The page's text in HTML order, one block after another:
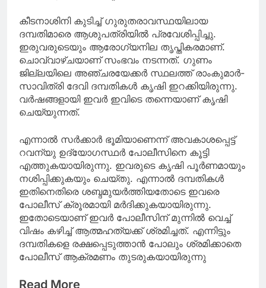
കീടനാശിനി കുടിച്ച് ഗുരുതരാവസ്ഥയിലായ
ദമ്പതിമാരെ ആശുപത്രിയില്‍ പ്രവേശിപ്പിച്ചു.
ഇരുവരുടെയും ആരോഗ്യനില തൃപ്തികരമാണ്.
ചൊവ്വാഴ്ചയാണ് സംഭവം നടന്നത്. ഗുണം
ജില്ലയിലെ അഞ്ചരയേക്കര്‍ സ്ഥലത്ത് രാംകുമാര്‍-
സാവിത്രി ദേവി ദമ്പതികള്‍ കൃഷി ഇറക്കിയിരുന്നു.
വര്‍ഷങ്ങളായി ഇവര്‍ ഇവിടെ തന്നെയാണ് കൃഷി
ചെയ്യുന്നത്.
എന്നാല്‍ സര്‍ക്കാര്‍ ഭൂമിയാണെന്ന് അവകാശപ്പെട്ട്
റവന്യു ഉദ്യോഗസ്ഥര്‍ പോലീസിനെ കൂട്ടി
എത്തുകയായിരുന്നു. ഇവരുടെ കൃഷി പൂര്‍ണമായും
നശിപ്പിക്കുകയും ചെയ്തു. എന്നാല്‍ ദമ്പതികള്‍
ഇതിനെതിരെ ശബ്ദമുയര്‍ത്തിയതോടെ ഇവരെ
പോലീസ് ക്രൂരമായി മര്‍ദിക്കുകയായിരുന്നു.
ഇതോടെയാണ് ഇവര്‍ പോലീസിന് മുന്നില്‍ വെച്ച്
വിഷം കഴിച്ച് ആത്മഹത്യക്ക് ശ്രമിച്ചത്. എന്നിട്ടും
ദമ്പതികളെ രക്ഷപ്പെടുത്താന്‍ പോലും ശ്രമിക്കാതെ
പോലീസ് ആക്രമണം തുടരുകയായിരുന്നു
Read More